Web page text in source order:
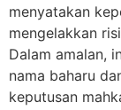
menyatakan
mengelakkan
Dalam amalan,
nama baharu
keputusan